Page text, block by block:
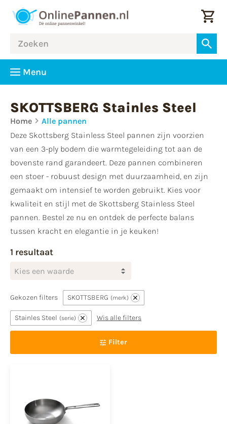
Menu
SKOTTSBERG Stainles Steel
Home
Alle pannen
Deze Skottsberg Stainless Steel pannen zijn voorzien
van een 3-ply bodem die warmtegeleiding tot aan de
bovenste rand garandeert. Deze pannen combineren
een stoer - robuust design met duurzaamheid, en zijn
gemaakt om intensief te worden gebruikt. Kies voor
kwaliteit en stijl met de Skottsberg Stainless Steel
pannen. Bestel ze nu en ontdek de perfecte balans
tussen kracht en elegantie in je keuken!
1 resultaat
Kies een waarde
Gekozen filters SKOTTSBERG merk
Stainles Steel serie Wis alle filters
Filter